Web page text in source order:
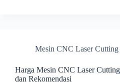
Mesin CNC Laser Cutting
Harga Mesin CNC Laser
dan Rekomendasi